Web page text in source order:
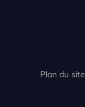
Plan du site